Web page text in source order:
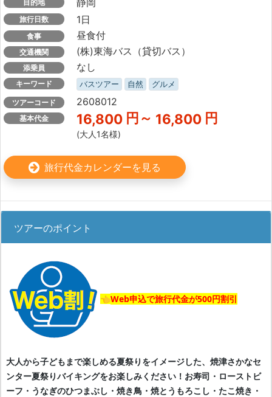
目的地
旅行日数 1日
食事 昼食付
交通機関 (株)東海バス（貸切バス）
添乗員 なし
キーワード バスツアー 自然
グルメ
ツアーコード
2608012
基本代金 16,800 円～ 16,800 円
(大人1名様)
旅行代金カレンダーを見る
ツアーのポイント
👈Web申込で旅行代金が500円割引
大人から子どもまで楽しめる夏祭りをイメージした、焼津さかなセ
ンター夏祭りバイキングをお楽しみください！ お寿司・ローストビ
ーフ・うなぎのひつまぶし・焼き鳥・焼とうもろこし・たこ焼き・